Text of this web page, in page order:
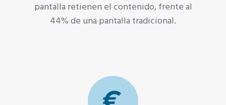
pantalla retienen el contenido, frente al
44% de una pantalla tradicional.